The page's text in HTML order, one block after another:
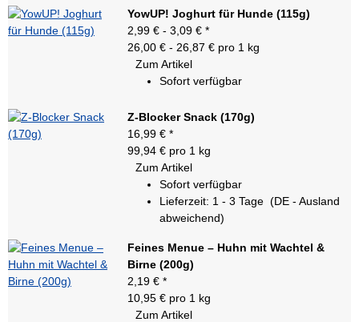
YowUP! Joghurt für Hunde (115g)
2,99 € -3,09 €*
26,00 € - 26,87 € pro 1 kg
Zum Artikel
Sofort verfügbar
Z-Blocker Snack (170g)
16,99 €*
99,94 € pro 1 kg
Zum Artikel
Sofort verfügbar
Lieferzeit: 1 - 3 Tage(DE - Ausland
abweichend)
Feines Menue – Huhn mit Wachtel &
Birne (200g)
2,19 €*
10,95 € pro 1 kg
Zum Artikel